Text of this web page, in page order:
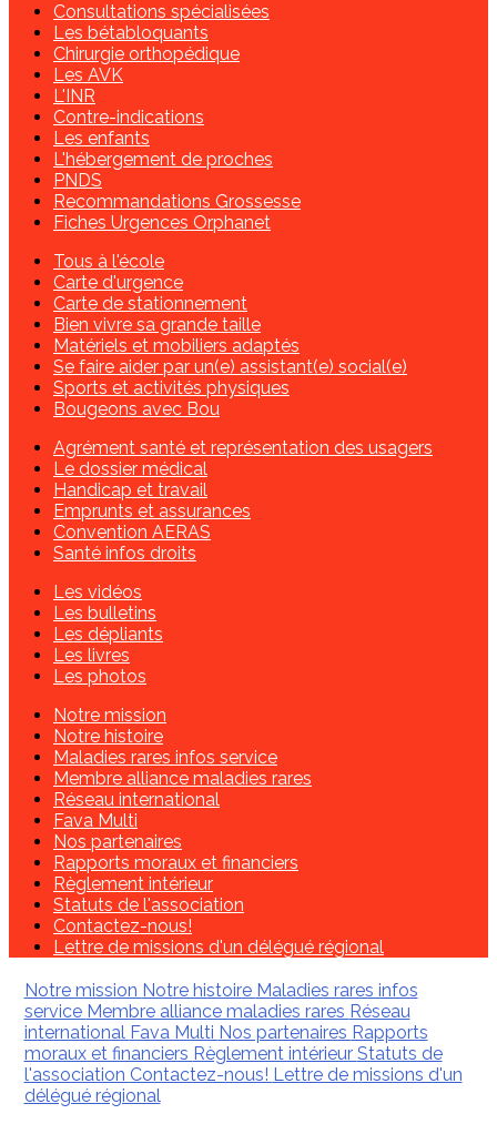
Consultations spécialisées
Les bétabloquants
Chirurgie orthopédique
Les AVK
L'INR
Contre-indications
Les enfants
L'hébergement de proches
PNDS
Recommandations Grossesse
Fiches Urgences Orphanet
Tous à l'école
Carte d'urgence
Carte de stationnement
Bien vivre sa grande taille
Matériels et mobiliers adaptés
Se faire aider par un(e) assistant(e) social(e)
Sports et activités physiques
Bougeons avec Bou
Agrément santé et représentation des usagers
Le dossier médical
Handicap et travail
Emprunts et assurances
Convention AERAS
Santé infos droits
Les vidéos
Les bulletins
Les dépliants
Les livres
Les photos
Notre mission
Notre histoire
Maladies rares infos service
Membre alliance maladies rares
Réseau international
Fava Multi
Nos partenaires
Rapports moraux et financiers
Règlement intérieur
Statuts de l'association
Contactez-nous!
Lettre de missions d'un délégué régional
Notre mission Notre histoire Maladies rares infos
service Membre alliance maladies rares Réseau
international Fava Multi Nos partenaires Rapports
moraux et financiers Règlement intérieur Statuts de
l'association Contactez-nous! Lettre de missions d'un
délégué régional